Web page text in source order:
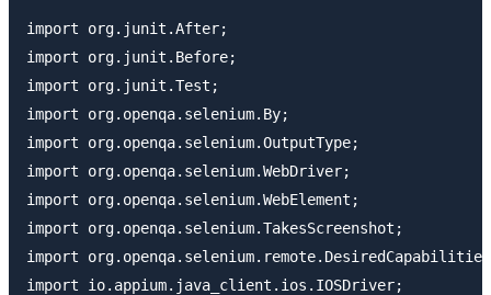
import org.junit.After;
import org.junit.Before;
import org.junit.Test;
import org.openqa.selenium.By;
import org.openqa.selenium.OutputType;
import org.openqa.selenium.WebDriver;
import org.openqa.selenium.WebElement;
import org.openqa.selenium.TakesScreenshot;
import
import io.appium.java_client.ios.IOSDriver;